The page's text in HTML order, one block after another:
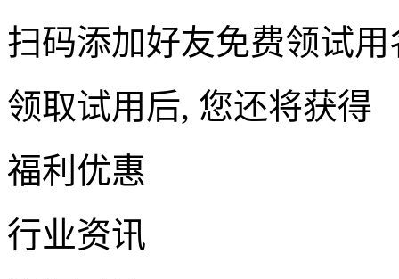
扫码添加好友免费领试用
领取试用后, 您还将获得
福利优惠
行业资讯